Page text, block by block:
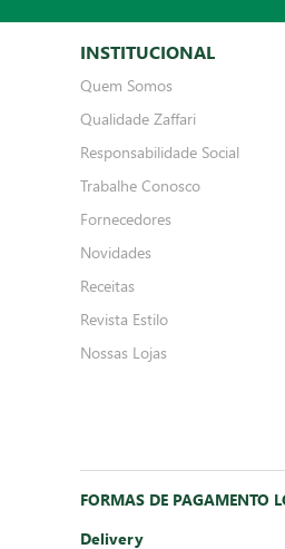
INSTITUCIONAL
Quem Somos
Qualidade Zaffari
Responsabilidade Social
Trabalhe Conosco
Fornecedores
Novidades
Receitas
Revista Estilo
Nossas Lojas
FORMAS DE PAGAMENTO
Delivery